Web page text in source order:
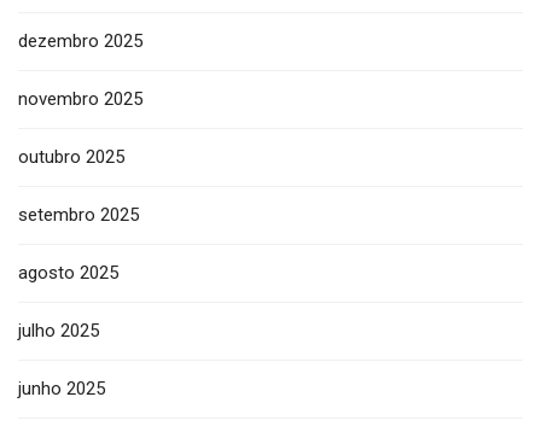
dezembro 2025
novembro 2025
outubro 2025
setembro 2025
agosto 2025
julho 2025
junho 2025